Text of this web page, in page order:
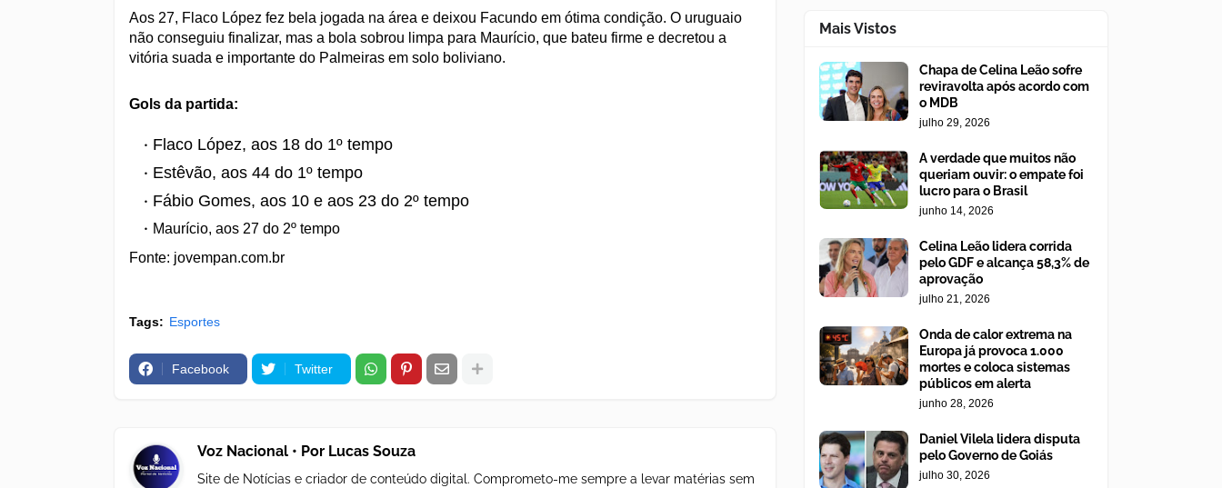
Aos 27, Flaco López fez bela jogada na área e deixou Facundo em ótima condição. O uruguaio
não conseguiu finalizar, mas a bola sobrou limpa para Maurício, que bateu firme e decretou a
vitória suada e importante do Palmeiras em solo boliviano.
Gols da partida:
Flaco López, aos 18 do 1º tempo
Estêvão, aos 44 do 1º tempo
Fábio Gomes, aos 10 e aos 23 do 2º tempo
Maurício, aos 27 do 2º tempo
Fonte: jovempan.com.br
Tags: Esportes
Facebook Twitter
Voz Nacional • Por Lucas Souza
Site de Notícias e criador de conteúdo digital. Comprometo-me sempre a levar matérias sem
Mais Vistos
Chapa de Celina Leão sofre
reviravolta após acordo com
o MDB
julho 29, 2026
A verdade que muitos não
queriam ouvir: o empate foi
lucro para o Brasil
junho 14, 2026
Celina Leão lidera corrida
pelo GDF e alcança 58,3% de
aprovação
julho 21, 2026
Onda de calor extrema na
Europa já provoca 1.000
mortes e coloca sistemas
públicos em alerta
junho 28, 2026
Daniel Vilela lidera disputa
pelo Governo de Goiás
julho 30, 2026